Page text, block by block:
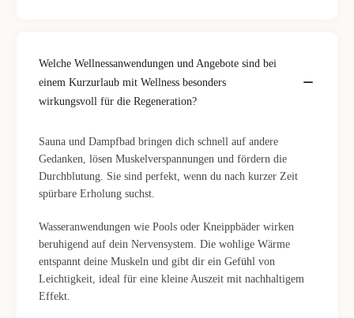
Welche Wellnessanwendungen und Angebote sind bei
einem Kurzurlaub mit Wellness besonders
wirkungsvoll für die Regeneration?
Sauna und Dampfbad bringen dich schnell auf andere
Gedanken, lösen Muskelverspannungen und fördern die
Durchblutung. Sie sind perfekt, wenn du nach kurzer Zeit
spürbare Erholung suchst.
Wasseranwendungen wie Pools oder Kneippbäder wirken
beruhigend auf dein Nervensystem. Die wohlige Wärme
entspannt deine Muskeln und gibt dir ein Gefühl von
Leichtigkeit, ideal für eine kleine Auszeit mit nachhaltigem
Effekt.